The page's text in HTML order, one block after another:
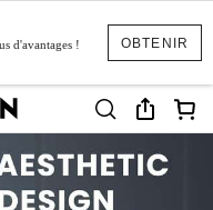
OBTENIR
d'avantages !